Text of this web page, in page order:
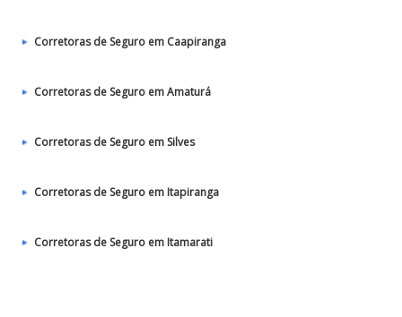
Corretoras de Seguro em Caapiranga
Corretoras de Seguro em Amaturá
Corretoras de Seguro em Silves
Corretoras de Seguro em Itapiranga
Corretoras de Seguro em Itamarati